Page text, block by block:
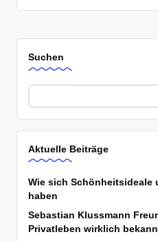
Suchen
Aktuelle Beiträge
Wie sich Schönheitsideale
haben
Sebastian Klussmann
Privatleben wirklich